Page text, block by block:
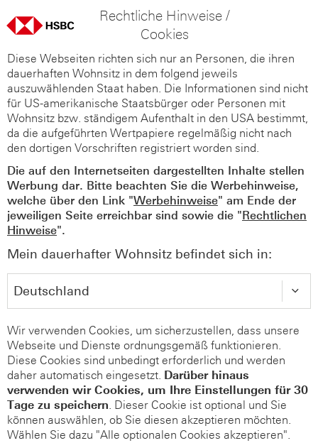
Rechtliche Hinweise /
Cookies
Diese Webseiten richten sich nur an Personen, die ihren
dauerhaften Wohnsitz in dem folgend jeweils
auszuwählenden Staat haben. Die Informationen sind nicht
für US-amerikanische Staatsbürger oder Personen mit
Wohnsitz bzw. ständigem Aufenthalt in den USA bestimmt,
da die aufgeführten Wertpapiere regelmäßig nicht nach
den dortigen Vorschriften registriert worden sind.
Die auf den Internetseiten dargestellten Inhalte stellen
Werbung dar. Bitte beachten Sie die Werbehinweise,
welche über den Link "Werbehinweise" am Ende der
jeweiligen Seite erreichbar sind sowie die "Rechtlichen
Hinweise".
Mein dauerhafter Wohnsitz befindet sich in:
Wir verwenden Cookies, um sicherzustellen, dass unsere
Webseite und Dienste ordnungsgemäß funktionieren.
Diese Cookies sind unbedingt erforderlich und werden
daher automatisch eingesetzt. Darüber hinaus
verwenden wir Cookies, um Ihre Einstellungen für 30
Tage zu speichern. Dieser Cookie ist optional und Sie
können auswählen, ob Sie diesen akzeptieren möchten.
Wählen Sie dazu "Alle optionalen Cookies akzeptieren".